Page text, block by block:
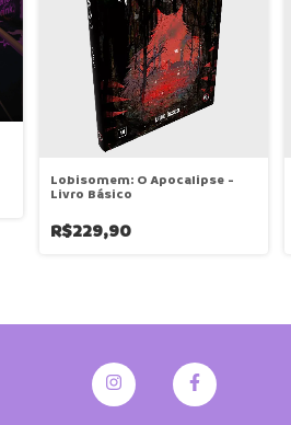
Lobisomem: O Apocalipse -
Livro Básico
R$229,90